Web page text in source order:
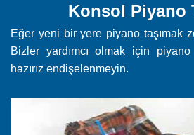
Konsol Piyano
Eğer yeni bir yere piyano taşımak
Bizler yardımcı olmak için
hazırız endişelenmeyin.